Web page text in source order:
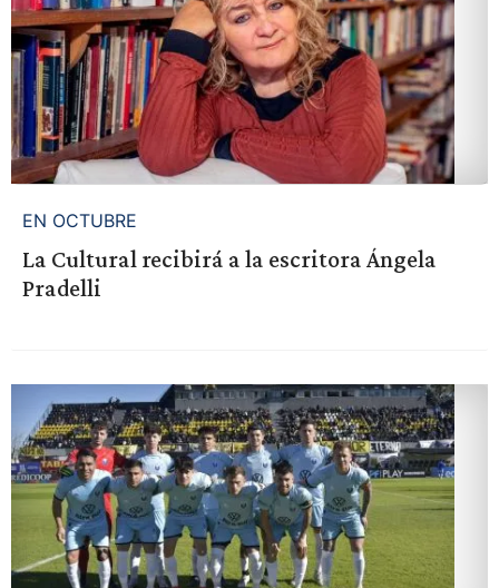
EN OCTUBRE
La Cultural recibirá a la escritora Ángela
Pradelli